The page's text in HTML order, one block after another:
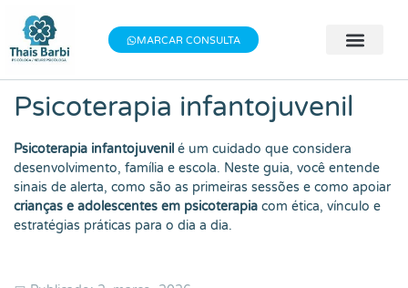
Baixe meu E-book gratuito "3 Técnicas do
Bem-estar"!
MARCAR CONSULTA
Psicoterapia infantojuvenil
Psicoterapia infantojuvenil é um cuidado que considera
desenvolvimento, família e escola. Neste guia, você entende
sinais de alerta, como são as primeiras sessões e como apoiar
crianças e adolescentes em psicoterapia com ética, vínculo e
estratégias práticas para o dia a dia.